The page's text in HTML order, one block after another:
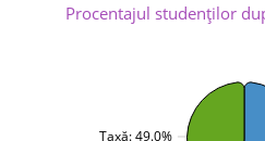
Procentajul studenţilor
Taxă: 49.0%